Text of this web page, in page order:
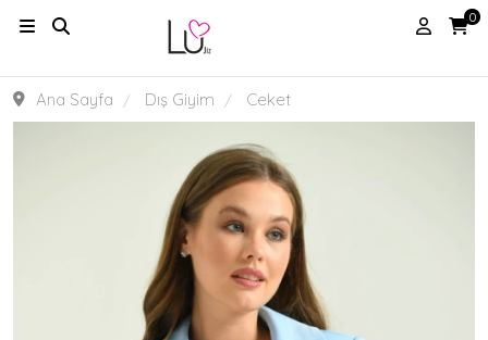
0
Ana Sayfa Dış Giyim Ceket